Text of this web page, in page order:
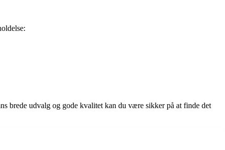
brede udvalg og gode kvalitet kan du være sikker på at finde det